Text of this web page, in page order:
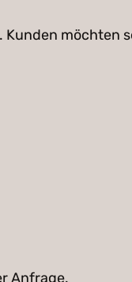
möchten
Anfrage.